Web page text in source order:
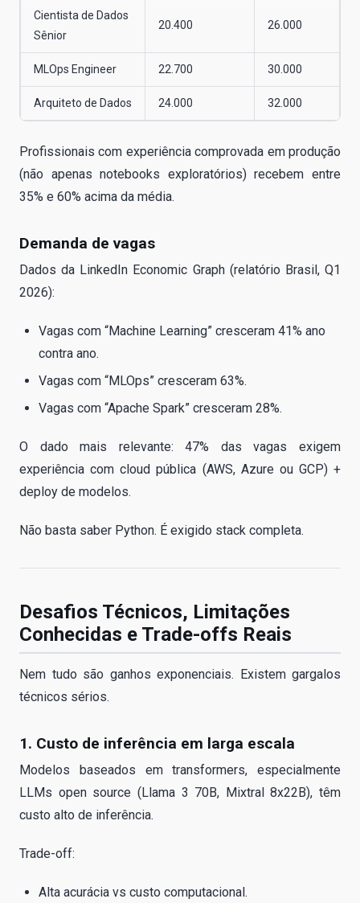
Cientista de Dados
Sênior
20.400 26.000
MLOps Engineer 22.700 30.000
Arquiteto de Dados 24.000 32.000
Profissionais com experiência comprovada em produção
(não apenas notebooks exploratórios) recebem entre
35% e 60% acima da média.
Demanda de vagas
Dados da LinkedIn Economic Graph (relatório Brasil, Q1
2026):
Vagas com “Machine Learning” cresceram 41% ano
contra ano.
Vagas com “MLOps” cresceram 63%.
Vagas com “Apache Spark” cresceram 28%.
O dado mais relevante: 47% das vagas exigem
experiência com cloud pública (AWS, Azure ou GCP) +
deploy de modelos.
Não basta saber Python. É exigido stack completa.
Desafios Técnicos, Limitações
Conhecidas e Trade-offs Reais
Nem tudo são ganhos exponenciais. Existem gargalos
técnicos sérios.
1. Custo de inferência em larga escala
Modelos baseados em transformers, especialmente
LLMs open source (Llama 3 70B, Mixtral 8x22B), têm
custo alto de inferência.
Trade-off:
Alta acurácia vs custo computacional.